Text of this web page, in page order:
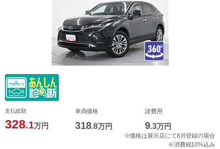
支払総額
328.1万円
車両価格
318.8万円
諸費用
9.3万円
※価格は展示店にて8月登録の場合
※消費税10%込み